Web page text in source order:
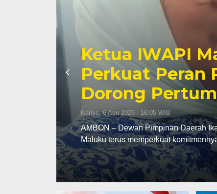
Ketua IWAPI
Perkuat Peran
Dorong
Kamis, 6 Agu 2026 - 16:05 WIB
AMBON – Dewan Pimpinan Daerah Ikatan Wanita
Maluku terus memperkuat komitmennya…